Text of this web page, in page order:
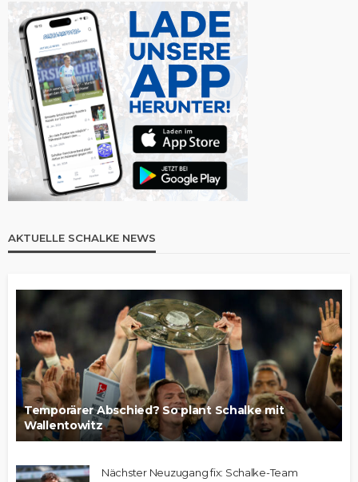
AKTUELLE SCHALKE NEWS
Temporärer Abschied? So plant Schalke mit
Wallentowitz
Nächster Neuzugang fix: Schalke-Team